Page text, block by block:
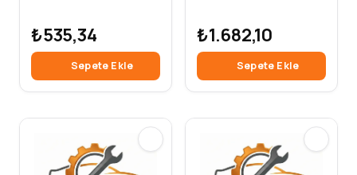
1.8 2.0 88 >
₺535,34
Sepete Ekle
(5X115 146×30MM 96
ABS DIS 109MM
GENISLIK)
₺1.682,10
Sepete Ekle